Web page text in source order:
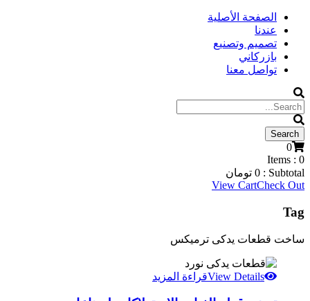
الصفحة الأصلية
عندنا
تصميم وتصنيع
بازركاني
تواصل معنا
0
Items : 0
Subtotal :
0 تومان
View CartCheck Out
Tag
ساخت قطعات یدکی ترمیکس
View Detailsقراءة المزيد